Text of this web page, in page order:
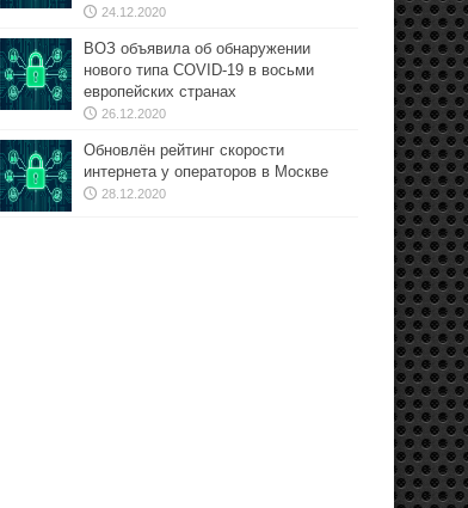
24.12.2020
ВОЗ объявила об обнаружении
нового типа COVID-19 в восьми
европейских странах
26.12.2020
Обновлён рейтинг скорости
интернета у операторов в Москве
28.12.2020